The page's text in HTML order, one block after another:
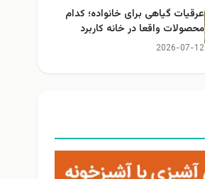
عرقیات گیاهی برای خانواده؛ کدام
محصولات واقعا در خانه کاربرد
دارند؟
2026-07-12